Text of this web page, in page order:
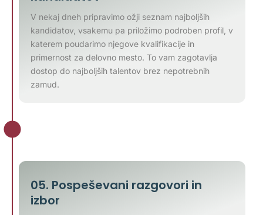
V nekaj dneh pripravimo ožji seznam najboljših
kandidatov, vsakemu pa priložimo podroben profil, v
katerem poudarimo njegove kvalifikacije in
primernost za delovno mesto. To vam zagotavlja
dostop do najboljših talentov brez nepotrebnih
zamud.
05. Pospeševani razgovori in
izbor